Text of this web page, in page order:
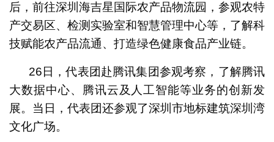
后，前往深圳海吉星国际农产品物流园，参观农特
产交易区、检测实验室和智慧管理中心等，了解科
技赋能农产品流通、打造绿色健康食品产业链。
26日，代表团赴腾讯集团参观考察，了解腾讯
大数据中心、腾讯云及人工智能等业务的创新发
展。当日，代表团还参观了深圳市地标建筑深圳湾
文化广场。